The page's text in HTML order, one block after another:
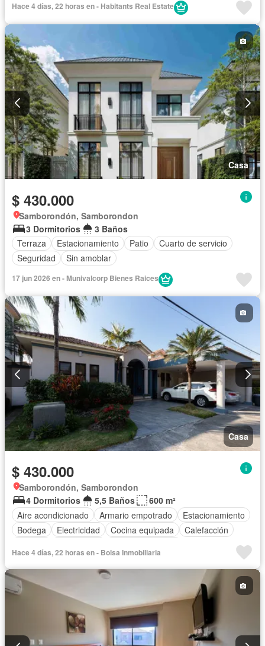
Bodega
Hace 4 días, 22 horas en - Habitants Real Estate
Casa
$ 430.000
Samborondón, Samborondon
3 Dormitorios
3 Baños
Terraza
Estacionamiento Patio
Cuarto de servicio
Seguridad
Sin amoblar
17 jun 2026 en - Munivalcorp Bienes Raices
Casa
$ 430.000
Samborondón, Samborondon
4 Dormitorios
5,5 Baños
600 m²
Aire acondicionado
Armario empotrado
Estacionamiento
Bodega
Electricidad Cocina equipada
Calefacción
Cuarto de servicio
Terraza Agua
Acceso para personas con discapacidad
Parrilla
Garita de guardianía
Seguridad
Hace 4 días, 22 horas en - Bolsa Inmobiliaria